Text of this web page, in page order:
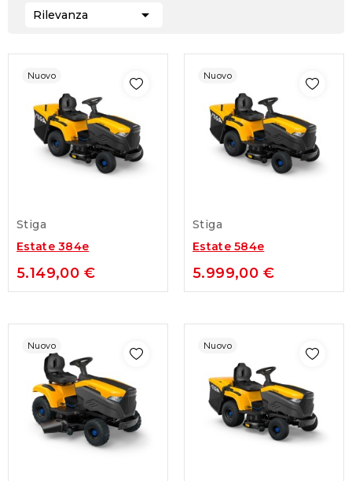
Rilevanza 
Nuovo
Stiga
Estate 384e
5.149,00 €
Nuovo
Stiga
Estate 584e
5.999,00 €
Nuovo Nuovo